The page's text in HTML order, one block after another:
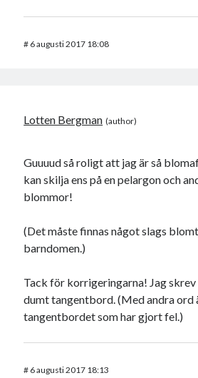
# 6 augusti 2017 18:08
Lotten Bergman
Guuuud så roligt att jag är så
kan skilja ens på en pelargon och
blommor!
(Det måste finnas något slags
barndomen.)
Tack för korrigeringarna! Jag skrev
dumt tangentbord. (Med andra ord
tangentbordet som har gjort fel.)
# 6 augusti 2017 18:13